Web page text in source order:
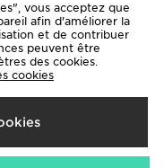
vous acceptez que
afin d'améliorer la
et de contribuer
peuvent être
des cookies.
cookies